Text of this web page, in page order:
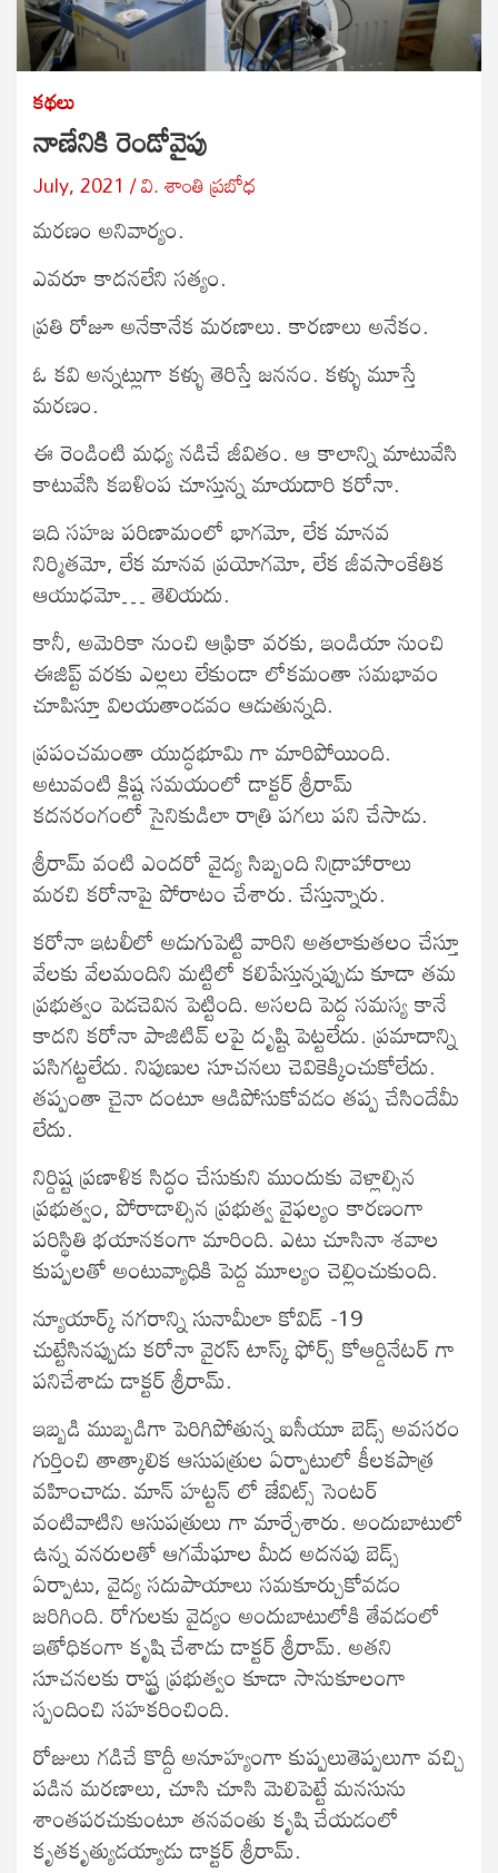
కథలు
నాణేనికి రెండోవైపు
July, 2021 వి. శాంతి ప్రబోధ
మరణం అనివార్యం.
ఎవరూ కాదనలేని సత్యం.
ప్రతి రోజూ అనేకానేక మరణాలు. కారణాలు అనేకం.
ఓ కవి అన్నట్లుగా కళ్ళు తెరిస్తే జననం. కళ్ళు మూస్తే
మరణం.
ఈ రెండింటి మధ్య నడిచే జీవితం. ఆ కాలాన్ని మాటువేసి
కాటువేసి కబళింప చూస్తున్న మాయదారి కరోనా.
ఇది సహజ పరిణామంలో భాగమో, లేక మానవ
నిర్మితమో, లేక మానవ ప్రయోగమో, లేక జీవసాంకేతిక
ఆయుధమో… తెలియదు.
కానీ, అమెరికా నుంచి ఆఫ్రికా వరకు, ఇండియా నుంచి
ఈజిప్ట్ వరకు ఎల్లలు లేకుండా లోకమంతా సమభావం
చూపిస్తూ విలయతాండవం ఆడుతున్నది.
ప్రపంచమంతా యుద్ధభూమి గా మారిపోయింది.
అటువంటి క్లిష్ట సమయంలో డాక్టర్ శ్రీరామ్
కదనరంగంలో సైనికుడిలా రాత్రి పగలు పని చేసాడు.
శ్రీరామ్ వంటి ఎందరో వైద్య సిబ్బంది నిద్రాహారాలు
మరచి కరోనాపై పోరాటం చేశారు. చేస్తున్నారు.
కరోనా ఇటలీలో అడుగుపెట్టి వారిని అతలాకుతలం చేస్తూ
వేలకు వేలమందిని మట్టిలో కలిపేస్తున్నప్పుడు కూడా తమ
ప్రభుత్వం పెడచెవిన పెట్టింది. అసలది పెద్ద సమస్య కానే
కాదని కరోనా పాజిటివ్ లపై దృష్టి పెట్టలేదు. ప్రమాదాన్ని
పసిగట్టలేదు. నిపుణుల సూచనలు చెవికెక్కించుకోలేదు.
తప్పంతా చైనా దంటూ ఆడిపోసుకోవడం తప్ప చేసిందేమీ
లేదు.
నిర్దిష్ట ప్రణాళిక సిద్ధం చేసుకుని ముందుకు వెళ్లాల్సిన
ప్రభుత్వం, పోరాడాల్సిన ప్రభుత్వ వైఫల్యం కారణంగా
పరిస్థితి భయానకంగా మారింది. ఎటు చూసినా శవాల
కుప్పలతో అంటువ్యాధికి పెద్ద మూల్యం చెల్లించుకుంది.
న్యూయార్క్ నగరాన్ని సునామీలా కోవిడ్ -19
చుట్టేసినప్పుడు కరోనా వైరస్ టాస్క్ ఫోర్స్ కోఆర్డినేటర్ గా
పనిచేశాడు డాక్టర్ శ్రీరామ్.
ఇబ్బడి ముబ్బడిగా పెరిగిపోతున్న ఐసీయూ బెడ్స్ అవసరం
గుర్తించి తాత్కాలిక ఆసుపత్రుల ఏర్పాటులో కీలకపాత్ర
వహించాడు. మాన్ హట్టన్ లో జేవిట్స్ సెంటర్
వంటివాటిని ఆసుపత్రులు గా మార్చేశారు. అందుబాటులో
ఉన్న వనరులతో ఆగమేఘాల మీద అదనపు బెడ్స్
ఏర్పాటు, వైద్య సదుపాయాలు సమకూర్చుకోవడం
జరిగింది. రోగులకు వైద్యం అందుబాటులోకి తేవడంలో
ఇతోధికంగా కృషి చేశాడు డాక్టర్ శ్రీరామ్. అతని
సూచనలకు రాష్ట్ర ప్రభుత్వం కూడా సానుకూలంగా
స్పందించి సహకరించింది.
రోజులు గడిచే కొద్దీ అనూహ్యంగా కుప్పలుతెప్పలుగా వచ్చి
పడిన మరణాలు, చూసి చూసి మెలిపెట్టే మనసును
శాంతపరచుకుంటూ తనవంతు కృషి చేయడంలో
కృతకృత్యుడయ్యాడు డాక్టర్ శ్రీరామ్.